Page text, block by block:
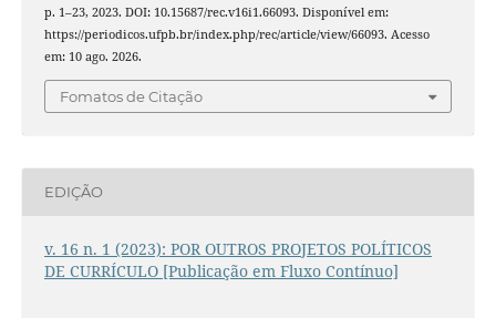
p. 1–23, 2023. DOI: 10.15687/rec.v16i1.66093. Disponível em:
https://periodicos.ufpb.br/index.php/rec/article/view/66093. Acesso
em: 10 ago. 2026.
Fomatos de Citação
EDIÇÃO
v. 16 n. 1 (2023): POR OUTROS PROJETOS POLÍTICOS
DE CURRÍCULO [Publicação em Fluxo Contínuo]